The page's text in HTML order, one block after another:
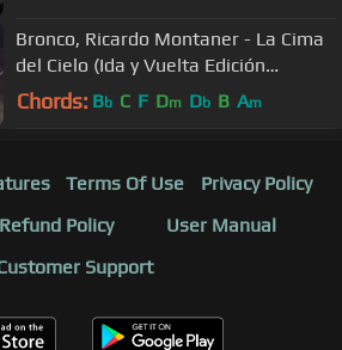
Bronco, Ricardo Montaner - La Cima
del Cielo (Ida y Vuelta Edición
Especial[Video Oficial]
Chords: Bb C F Dm Db B Am
Terms Of Use
Privacy Policy
Policy
User Manual
Support